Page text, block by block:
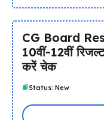
CG Board
10वीं-12वीं
करें चेक
Status: New